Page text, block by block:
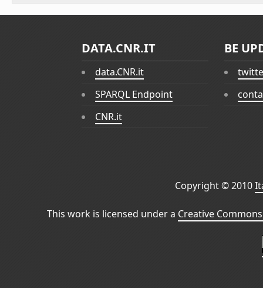
DATA.CNR.IT
data.CNR.it
SPARQL Endpoint
CNR.it
BE
Copyright © 2010
This work is licensed under a Creative